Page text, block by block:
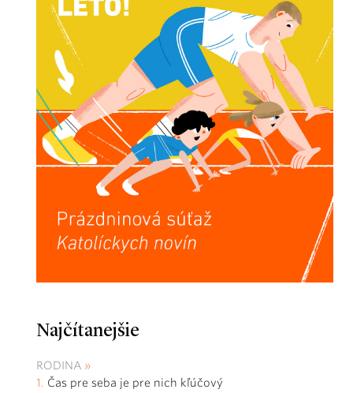
Najčítanejšie
RODINA
Čas pre seba je pre nich kľúčový